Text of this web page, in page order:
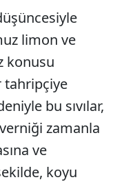
limon ve
konusu
tahripçiye
bu sıvılar,
zamanla
ve
koyu